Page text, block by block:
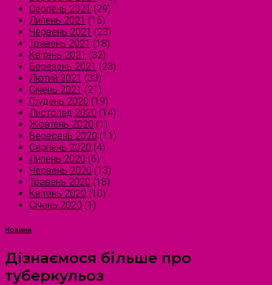
Серпень 2021 (29)
Липень 2021 (16)
Червень 2021 (23)
Травень 2021 (18)
Квітень 2021 (32)
Березень 2021 (23)
Лютий 2021 (33)
Січень 2021 (21)
Грудень 2020 (19)
Листопад 2020 (14)
Жовтень 2020 (1)
Вересень 2020 (11)
Серпень 2020 (4)
Липень 2020 (6)
Червень 2020 (13)
Травень 2020 (18)
Квітень 2020 (10)
Січень 2020 (1)
Новини
Дізнаємося більше про
туберкульоз